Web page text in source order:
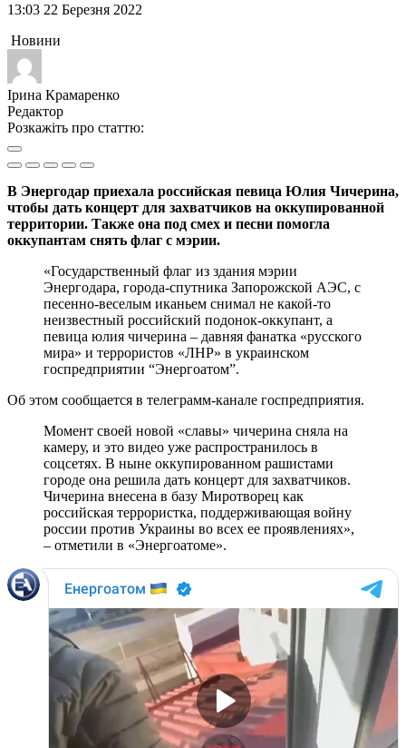
13:03 22 Березня 2022
Новини
Ірина Крамаренко
Редактор
Розкажіть про статтю:
В Энергодар приехала российская певица Юлия Чичерина,
чтобы дать концерт для захватчиков на оккупированной
территории. Также она под смех и песни помогла
оккупантам снять флаг с мэрии.
«Государственный флаг из здания мэрии
Энергодара, города-спутника Запорожской АЭС, с
песенно-веселым иканьем снимал не какой-то
неизвестный российский подонок-оккупант, а
певица юлия чичерина – давняя фанатка «русского
мира» и террористов «ЛНР» в украинском
госпредприятии “Энергоатом”.
Об этом сообщается в телеграмм-канале госпредприятия.
Момент своей новой «славы» чичерина сняла на
камеру, и это видео уже распространилось в
соцсетях. В ныне оккупированном рашистами
городе она решила дать концерт для захватчиков.
Чичерина внесена в базу Миротворец как
российская террористка, поддерживающая войну
россии против Украины во всех ее проявлениях»,
– отметили в «Энергоатоме».